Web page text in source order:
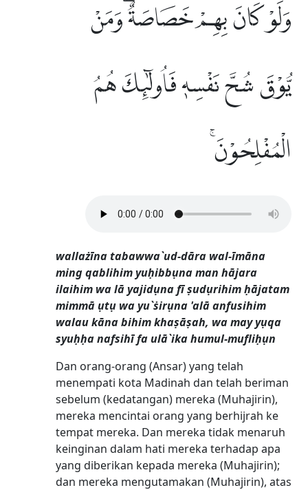
وَلَوْ كَانَ بِهِمْ خَصَاصَةٌ ۗوَمَنْ
يُّوْقَ شُحَّ نَفْسِهٖ فَاُولٰۤىِٕكَ هُمُ
الْمُفْلِحُوْنَۚ
wallażīna tabawwa`ud-dāra wal-īmāna
ming qablihim yuḥibbụna man hājara
ilaihim wa lā yajidụna fī ṣudụrihim ḥājatam
mimmā ụtụ wa yu`ṡirụna 'alā anfusihim
walau kāna bihim khaṣāṣah, wa may yụqa
syuḥḥa nafsihī fa ulā`ika humul-mufliḥụn
Dan orang-orang (Ansar) yang telah
menempati kota Madinah dan telah beriman
sebelum (kedatangan) mereka (Muhajirin),
mereka mencintai orang yang berhijrah ke
tempat mereka. Dan mereka tidak menaruh
keinginan dalam hati mereka terhadap apa
yang diberikan kepada mereka (Muhajirin);
dan mereka mengutamakan (Muhajirin), atas